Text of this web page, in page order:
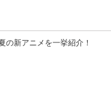
の新アニメを一挙紹介！